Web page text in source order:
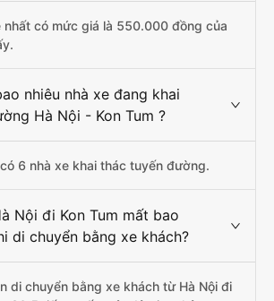
nhất có mức giá là 550.000 đồng của
nhiêu nhà xe đang khai
Hà Nội - Kon Tum ?
6 nhà xe khai thác tuyến đường.
Nội đi Kon Tum mất bao
di chuyển bằng xe khách?
di chuyển bằng xe khách từ Hà Nội đi